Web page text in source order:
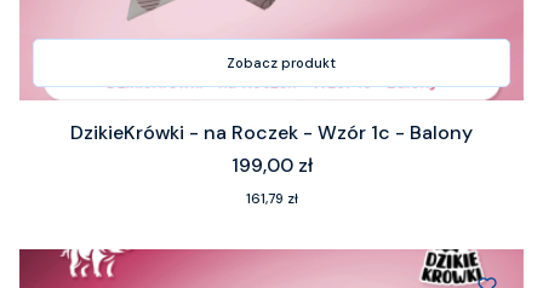
Zobacz produkt
DzikieKrówki - na Roczek - Wzór 1c - Balony
Cena
199,00 zł
Cena
161,79 zł